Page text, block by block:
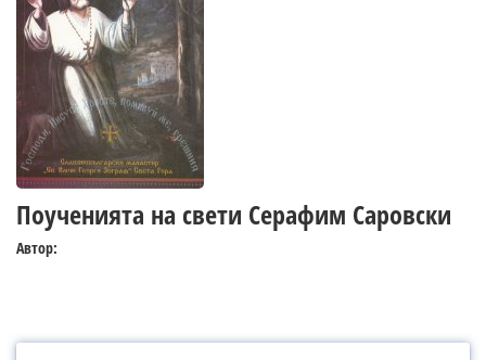
Поученията на свети Серафим Саровски
Автор: